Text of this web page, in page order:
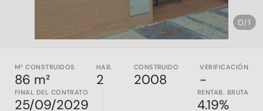
0/1
M² CONSTRUIDOS
86 m²
HAB.
2
CONSTRUIDO
2008
VERIFICACIÓN
-
FINAL DEL CONTRATO
25/09/2029
RENTAB. BRUTA
4.19%